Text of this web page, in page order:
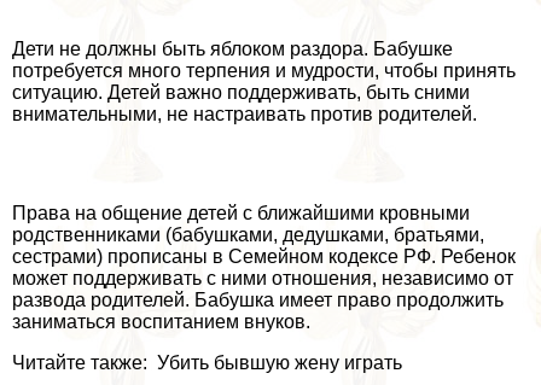
Дети не должны быть яблоком раздора. Бабушке
потребуется много терпения и мудрости, чтобы принять
ситуацию. Детей важно поддерживать, быть сними
внимательными, не настраивать против родителей.
Права на общение детей с ближайшими кровными
родственниками (бабушками, дедушками, братьями,
сестрами) прописаны в Семейном кодексе РФ. Ребенок
может поддерживать с ними отношения, независимо от
развода родителей. Бабушка имеет право продолжить
заниматься воспитанием внуков.
Читайте также: Убить бывшую жену играть